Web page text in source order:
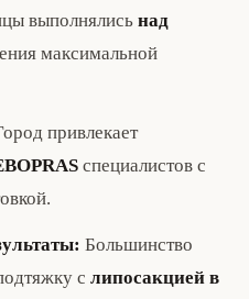
выполнялись над
максимальной
привлекает
специалистов с
Большинство
с липосакцией в